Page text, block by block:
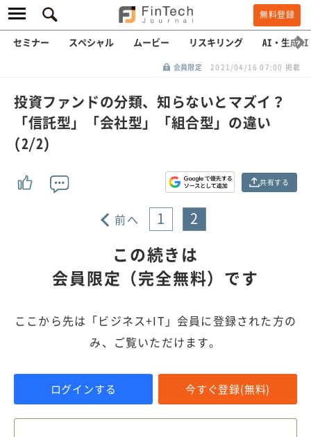
無料登録
セミナー スペシャル ムービー リスキリング AI・生成AI
会員限定 2021/04/16 07:00 掲載
投資ファンドの分類、知らないとマズイ？
「信託型」「会社型」「組合型」の違い
(2/2)
共有する
前へ 1 2
この続きは
会員限定（完全無料）です
ここから先は「ビジネス+IT」会員に登録された方の
み、ご覧いただけます。
ログインする 今すぐ登録(無料)